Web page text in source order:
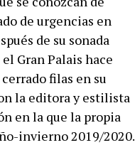
de urgencias en
de su sonada
Gran Palais hace
filas en su
la editora y estilista
en la que la propia
invierno 2019/2020.